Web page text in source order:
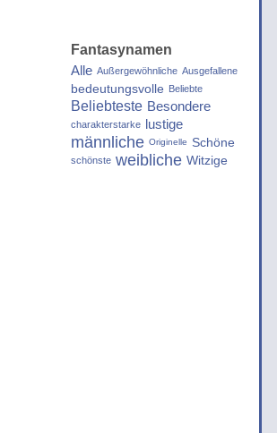
Fantasynamen
Alle Außergewöhnliche Ausgefallene
bedeutungsvolle Beliebte
Beliebteste Besondere
charakterstarke lustige
männliche Originelle Schöne
schönste weibliche Witzige